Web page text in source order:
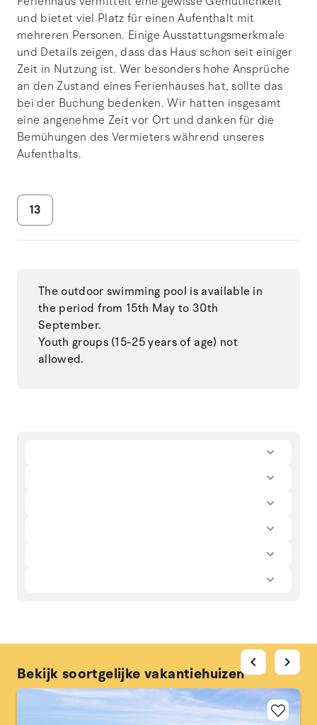
und bietet viel Platz für einen Aufenthalt mit
mehreren Personen. Einige Ausstattungsmerkmale
und Details zeigen, dass das Haus schon seit einiger
Zeit in Nutzung ist. Wer besonders hohe Ansprüche
an den Zustand eines Ferienhauses hat, sollte das
bei der Buchung bedenken. Wir hatten insgesamt
eine angenehme Zeit vor Ort und danken für die
Bemühungen des Vermieters während unseres
Aufenthalts.
13
The outdoor swimming pool is available in
the period from 15th May to 30th
September.
Youth groups (15-25 years of age) not
allowed.
Bekijk soortgelijke vakantiehuizen
chevron_left chevron_right